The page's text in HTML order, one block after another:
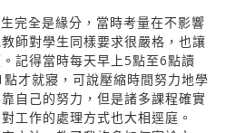
完全是緣分，當時考量在不影響
師對學生同樣要求很嚴格，也讓
記得當時每天早上5點至6點讀
才就寢，可說壓縮時間努力地學
自己的努力，但是諸多課程確實
工作的處理方式也大相逕庭。